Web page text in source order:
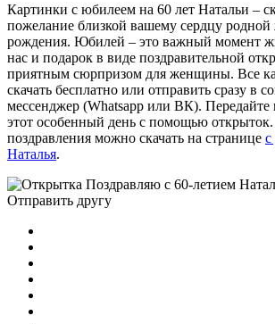
Картинки с юбилеем на 60 лет Натальи –
пожелание близкой вашему сердцу
рождения. Юбилей – это важный момент
нас и подарок в виде поздравительной
приятным сюрпризом для женщины. Все
скачать бесплатно или отправить сразу в
мессенджер (Whatsapp или ВК). Передайте
этот особенный день с помощью
поздравления можно скачать на странице с
Наталья.
Отправить другу